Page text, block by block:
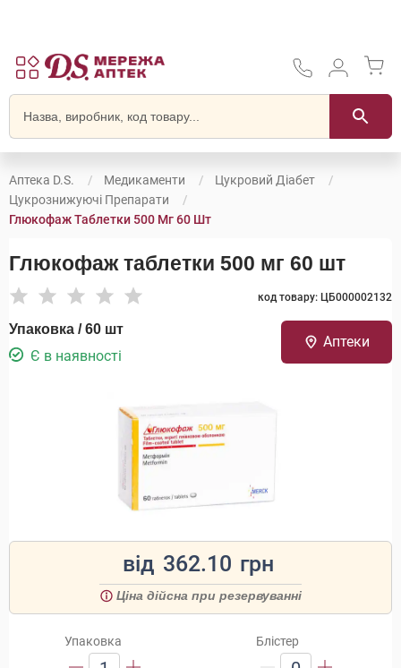
Аптека D.S. Медикаменти
Цукровий Діабет
Цукрознижуючі Препарати
Глюкофаж Таблетки 500 Мг 60 Шт
Глюкофаж таблетки 500 мг 60 шт
код товару: ЦБ000002132
Упаковка / 60 шт
Є в наявності
Аптеки
від 362.10 грн
Ціна дійсна при резервуванні
Упаковка Блістер